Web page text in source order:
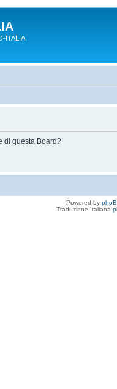
ITALIA
di questa Board?
Powered by
Traduzione Italiana